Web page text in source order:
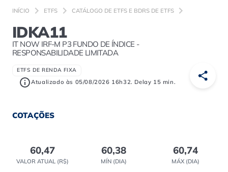
INÍCIO ETFS CATÁLOGO DE ETFS E BDRS DE ETFS
IDKA11
IT NOW IRF-M P3 FUNDO DE ÍNDICE -
RESPONSABILIDADE LIMITADA
ETFS DE RENDA FIXA
Atualizado às 05/08/2026 16h32. Delay 15 min.
COTAÇÕES
60,47
VALOR ATUAL (R$)
60,38
MÍN (DIA)
60,74
MÁX (DIA)